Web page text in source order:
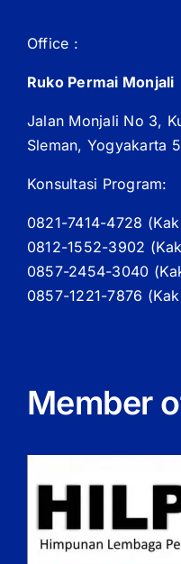
Office :
Ruko Permai Monjali
Jalan Monjali No 3,
Sleman, Yogyakarta
Konsultasi Program:
0821-7414-4728 (Kak
0812-1552-3902 (Kak
0857-2454-3040
0857-1221-7876
Member